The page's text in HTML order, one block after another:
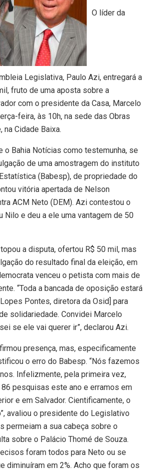
O líder da
Legislativa, Paulo Azi, entregará a
fruto de uma aposta sobre a
com o presidente da Casa, Marcelo
feira, às 10h, na sede das Obras
na Cidade Baixa.
o Bahia Notícias como testemunha, se
de uma amostragem do instituto
(Babesp), de propriedade do
vitória apertada de Nelson
ACM Neto (DEM). Azi contestou o
Nilo e deu a ele uma vantagem de 50
a disputa, ofertou R$ 50 mil, mas
do resultado final da eleição, em
venceu o petista com mais de
“Toda a bancada de oposição estará
Pontes, diretora da Osid] para
solidariedade. Convidei Marcelo
se ele vai querer ir”, declarou Azi.
presença, mas, especificamente
o erro do Babesp. “Nós fazemos
Infelizmente, pela primeira vez,
pesquisas este ano e erramos em
e em Salvador. Cientificamente, o
avaliou o presidente do Legislativo
permeiam a sua cabeça sobre o
sobre o Palácio Thomé de Souza.
foram todos para Neto ou se
diminuíram em 2%. Acho que foram os